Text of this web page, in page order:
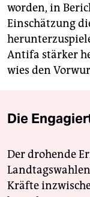
worden, in
Einschätzung
Antifa stärker
wies den
Die
Der drohende
Kräfte